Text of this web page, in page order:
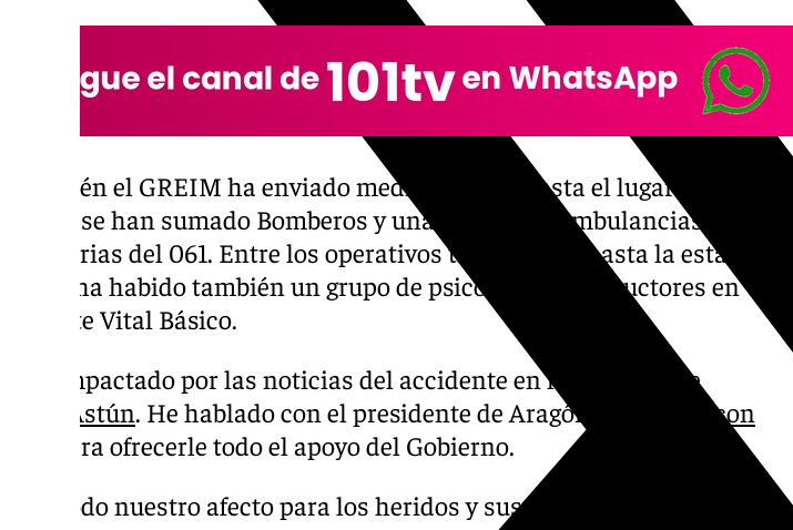
También el GREIM ha enviado medios aéreos hasta el lugar del suceso,
al que se han sumado Bomberos y una decena de ambulancias
sanitarias del 061. Entre los operativos trasladados hasta la estación de
esquí ha habido también un grupo de psicólogos e instructores en
Soporte Vital Básico.
Impactado por las noticias del accidente en la estación de
#Astún. He hablado con el presidente de Aragón
@Jorge_Azcon
para ofrecerle todo el apoyo del Gobierno.
Todo nuestro afecto para los heridos y sus familias.